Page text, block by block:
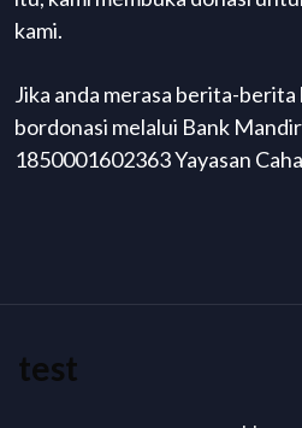
kami.
Jika anda merasa berita-
bordonasi melalui Bank
1850001602363 Yayasan
test